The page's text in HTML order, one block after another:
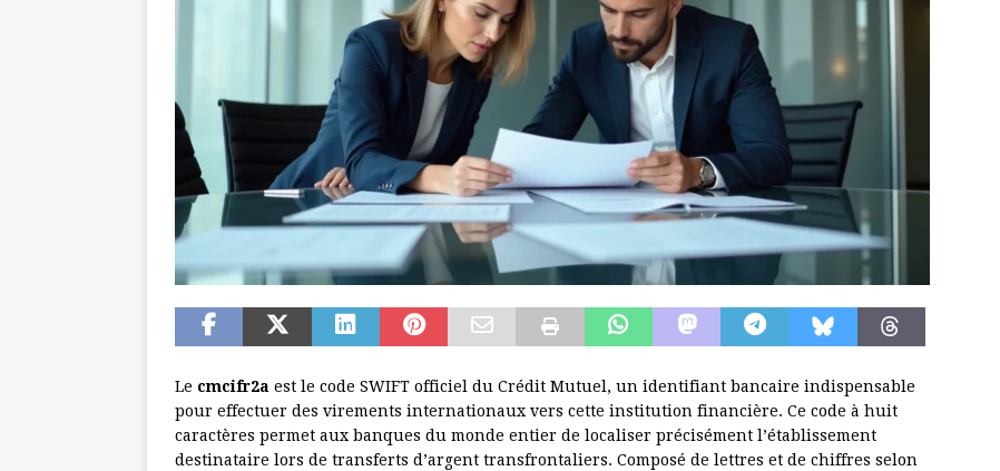
Le cmcifr2a est le code SWIFT officiel du Crédit Mutuel, un identifiant bancaire indispensable
pour effectuer des virements internationaux vers cette institution financière. Ce code à huit
caractères permet aux banques du monde entier de localiser précisément l’établissement
destinataire lors de transferts d’argent transfrontaliers. Composé de lettres et de chiffres selon